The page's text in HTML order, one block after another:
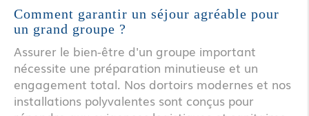
Comment garantir un séjour agréable pour
un grand groupe ?
Assurer le bien-être d'un groupe important
nécessite une préparation minutieuse et un
engagement total. Nos dortoirs modernes et nos
installations polyvalentes sont conçus pour